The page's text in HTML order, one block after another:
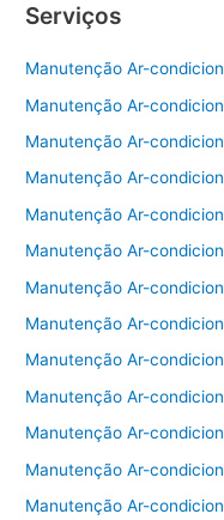
c
e
b
o
o
k
itt
er l
Serviços
Manutenção Ar-
Manutenção Ar-
Manutenção Ar-
Manutenção Ar-
Manutenção Ar-
Manutenção Ar-
Manutenção Ar-
Manutenção Ar-
Manutenção Ar-
Manutenção Ar-
Manutenção Ar-
Manutenção Ar-
Manutenção Ar-